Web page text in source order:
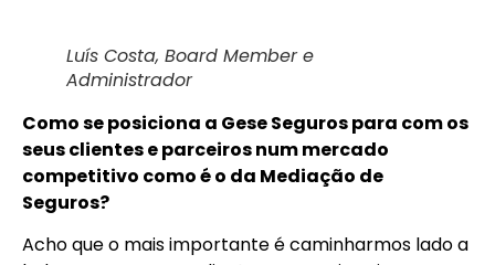
Luís Costa, Board Member e
Administrador
Como se posiciona a Gese Seguros para com os
seus clientes e parceiros num mercado
competitivo como é o da Mediação de
Seguros?
Acho que o mais importante é caminharmos lado a